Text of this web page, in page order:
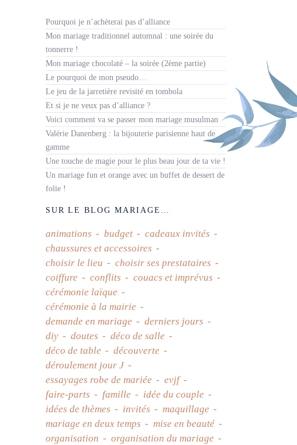
Pourquoi je n’achèterai pas d’alliance
Mon mariage traditionnel automnal : une soirée du
tonnerre !
Mon mariage chocolaté – la soirée (2ème partie)
Le pourquoi de mon pseudo…
Le jeu de la jarretière revisité en tombola
Et si je ne veux pas d’alliance ?
Voici comment va se passer mon mariage musulman
Valérie Danenberg : la bijouterie parisienne haut de
gamme
Une touche de magie pour le plus beau jour de ta vie !
Un mariage fun et orange avec un buffet de dessert de
folie !
SUR LE BLOG MARIAGE…
animations budget
cadeaux invités
chaussures et accessoires
choisir le lieu
choisir ses prestataires
coiffure
conflits
couacs et imprévus
cérémonie laïque
cérémonie à la mairie
demande en mariage
derniers jours
diy
doutes
déco de salle
déco de table
découverte
déroulement jour J
essayages robe de mariée
evjf
faire-parts
famille
idée du couple
idées de thèmes
invités
maquillage
mariage en deux temps
mise en beauté
organisation
organisation du mariage